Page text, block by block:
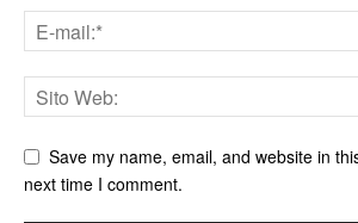
Save my name, email, and website in
next time I comment.